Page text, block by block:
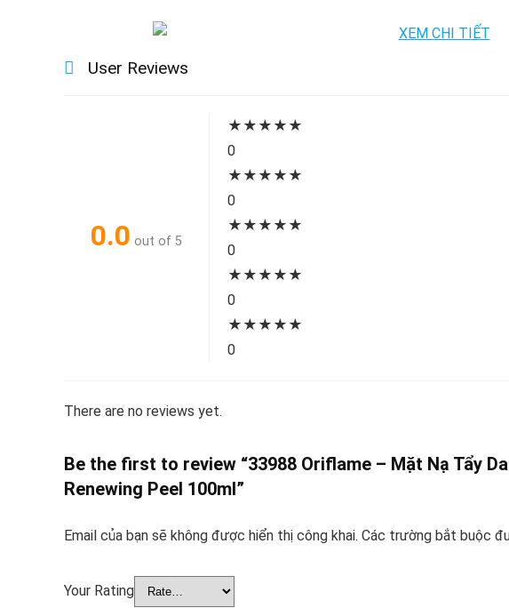
User Reviews
0.0 out of 5
★ ★ ★ ★ ★
0
★ ★ ★ ★ ★
0
★ ★ ★ ★ ★
0
★ ★ ★ ★ ★
0
★ ★ ★ ★ ★
0
There are no reviews yet.
Be the first to review “33988 Oriflame – Mặt Nạ Tẩy
Renewing Peel 100ml”
Email của bạn sẽ không được hiển thị công khai. Các trường bắt buộc
Your Rating